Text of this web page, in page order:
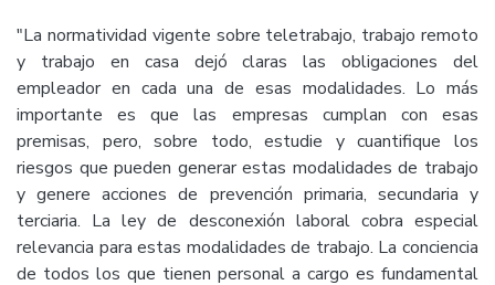
"La normatividad vigente sobre teletrabajo, trabajo remoto
y trabajo en casa dejó claras las obligaciones del
empleador en cada una de esas modalidades. Lo más
importante es que las empresas cumplan con esas
premisas, pero, sobre todo, estudie y cuantifique los
riesgos que pueden generar estas modalidades de trabajo
y genere acciones de prevención primaria, secundaria y
terciaria. La ley de desconexión laboral cobra especial
relevancia para estas modalidades de trabajo. La conciencia
de todos los que tienen personal a cargo es fundamental